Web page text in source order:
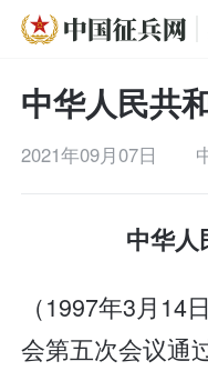
中华人民共
2021年09月07日
中华人
（1997年3月14
会第五次会议通